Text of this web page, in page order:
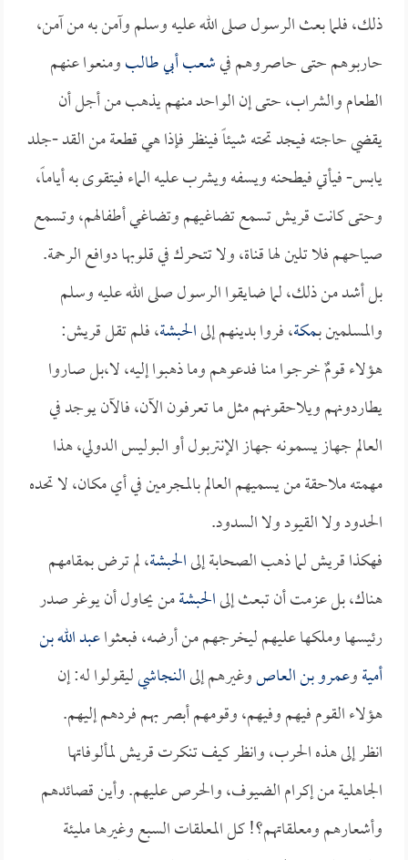
ذلك، فلما بعث الرسول صلى الله عليه وسلم وآمن به من آمن،
حاربوهم حتى حاصروهم فيشعب أبي طالبومنعوا عنهم
الطعام والشراب، حتى إن الواحد منهم يذهب من أجل أن
يقضي حاجته فيجد تحته شيئاً فينظر فإذا هي قطعة من القد -جلد
يابس- فيأتي فيطحنه ويسفه ويشرب عليه الماء فيتقوى به أياماً،
وحتى كانت قريش تسمع تضاغيهم وتضاغي أطفالهم، وتسمع
صياحهم فلا تلين لها قناة، ولا تتحرك في قلوبها دوافع الرحمة.
بل أشد من ذلك، لما ضايقوا الرسول صلى الله عليه وسلم
والمسلمين بـمكة، فروا بدينهم إلىالحبشة، فلم تقل قريش:
هؤلاء قومٌ خرجوا منا فدعوهم وما ذهبوا إليه، لا،بل صاروا
يطاردونهم ويلاحقونهم مثل ما تعرفون الآن، فالآن يوجد في
العالم جهاز يسمونه جهاز الإنتربول أو البوليس الدولي، هذا
مهمته ملاحقة من يسميهم العالم بالمجرمين في أي مكان، لا تحده
الحدود ولا القيود ولا السدود.
فهكذا قريش لما ذهب الصحابة إلىالحبشة، لم ترض بمقامهم
هناك، بل عزمت أن تبعث إلىالحبشةمن يحاول أن يوغر صدر
رئيسها وملكها عليهم ليخرجهم من أرضه، فبعثواعبد الله بن
أميةوعمرو بن العاصوغيرهم إلىالنجاشيليقولوا له: إن
هؤلاء القوم فيهم وفيهم، وقومهم أبصر بهم فردهم إليهم.
انظر إلى هذه الحرب، وانظر كيف تنكرت قريش لمألوفاتها
الجاهلية من إكرام الضيوف، والحرص عليهم. وأين قصائدهم
وأشعارهم ومعلقاتهم؟! كل المعلقات السبع وغيرها مليئة